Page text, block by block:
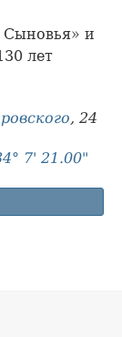
и
лет
, 24
7' 21.00"